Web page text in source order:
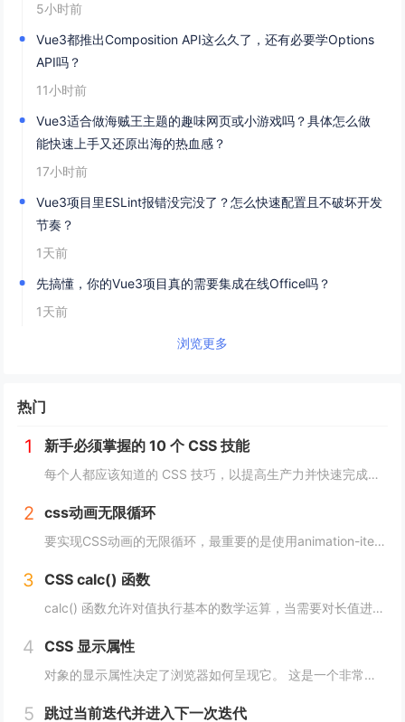
5小时前
Vue3都推出Composition API这么久了，还有必要学Options
API吗？
11小时前
Vue3适合做海贼王主题的趣味网页或小游戏吗？具体怎么做
能快速上手又还原出海的热血感？
17小时前
Vue3项目里ESLint报错没完没了？怎么快速配置且不破坏开发
节奏？
1天前
先搞懂，你的Vue3项目真的需要集成在线Office吗？
1天前
浏览更多
热门
1 新手必须掌握的 10 个 CSS 技能
每个人都应该知道的 CSS 技巧，以提高生产力并快速完成项目。 这里我为初学者收集了10个简单且必须知道的秘诀。 重置.css 某些浏览器对每个元素应用不同的样式，因此最好首先休息一下 CSS。 body, div, h1,h2,...
2 css动画无限循环
要实现CSS动画的无限循环，最重要的是使用animation-iteration-count属性，将其设置为infinite，继续动画就会循环播放。 栗子 CSS动画效果无限循环放大缩小 HTML： <image class="a...
3 CSS calc() 函数
calc() 函数允许对值执行基本的数学运算，当需要对长值进行百分比加法或减法时特别有用。 div { max-width: calc(80% - 100px) }它的工作原理是这样的： div { max-width: calc(...
4 CSS 显示属性
对象的显示属性决定了浏览器如何呈现它。 这是一个非常重要的属性，并且可能具有您可以使用的最多值。 这些值包括： blockinlinenonecontentsflowflow-roottable（以及所有那些table-*）fle...
5 跳过当前迭代并进入下一次迭代